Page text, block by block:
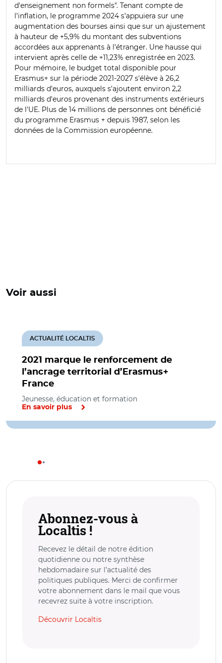
d'enseignement non formels". Tenant compte de
l’inflation, le programme 2024 s’appuiera sur une
augmentation des bourses ainsi que sur un ajustement
à hauteur de +5,9% du montant des subventions
accordées aux apprenants à l’étranger. Une hausse qui
intervient après celle de +11,23% enregistrée en 2023.
Pour mémoire, le budget total disponible pour
Erasmus+ sur la période 2021-2027 s'élève à 26,2
milliards d'euros, auxquels s'ajoutent environ 2,2
milliards d'euros provenant des instruments extérieurs
de l'UE. Plus de 14 millions de personnes ont bénéficié
du programme Erasmus + depuis 1987, selon les
données de la Commission européenne.
Voir aussi
2021 marque le renforcement de
l’ancrage territorial d’Erasmus+
France
ACTUALITÉ LOCALTIS
Jeunesse, éducation et formation
En savoir plus
Abonnez-vous à
Localtis !
Recevez le détail de notre édition
quotidienne ou notre synthèse
hebdomadaire sur l’actualité des
politiques publiques. Merci de confirmer
votre abonnement dans le mail que vous
recevrez suite à votre inscription.
Découvrir Localtis